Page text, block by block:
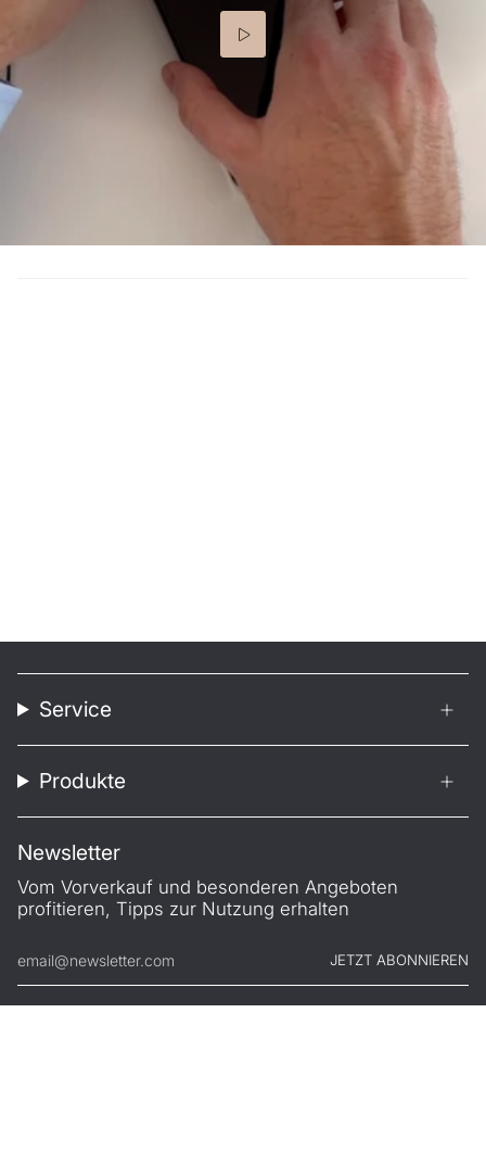
Service
Produkte
Newsletter
Vom Vorverkauf und besonderen Angeboten
profitieren, Tipps zur Nutzung erhalten
JETZT ABONNIEREN